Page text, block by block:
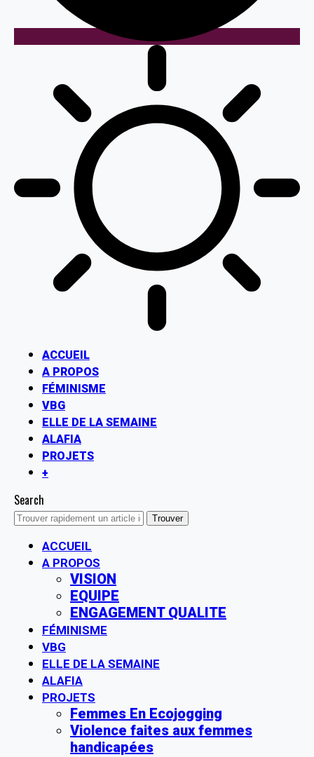
ACCUEIL
A PROPOS
FÉMINISME
VBG
ELLE DE LA SEMAINE
ALAFIA
PROJETS
+
Search
ACCUEIL
A PROPOS
VISION
EQUIPE
ENGAGEMENT QUALITE
FÉMINISME
VBG
ELLE DE LA SEMAINE
ALAFIA
PROJETS
Femmes En Ecojogging
Violence faites aux femmes
handicapées